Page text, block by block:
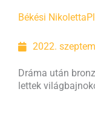
Békési Nikoletta
2022.
Dráma után
lettek